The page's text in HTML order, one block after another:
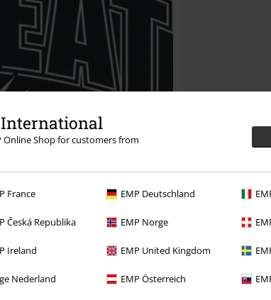
Online Shop for customers from
France EMP Deutschland
Česká Republika EMP Norge
Ireland EMP United Kingdom
Nederland EMP Österreich